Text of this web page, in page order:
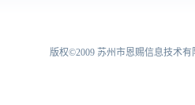
版权©2009 苏州市恩赐信息技术有